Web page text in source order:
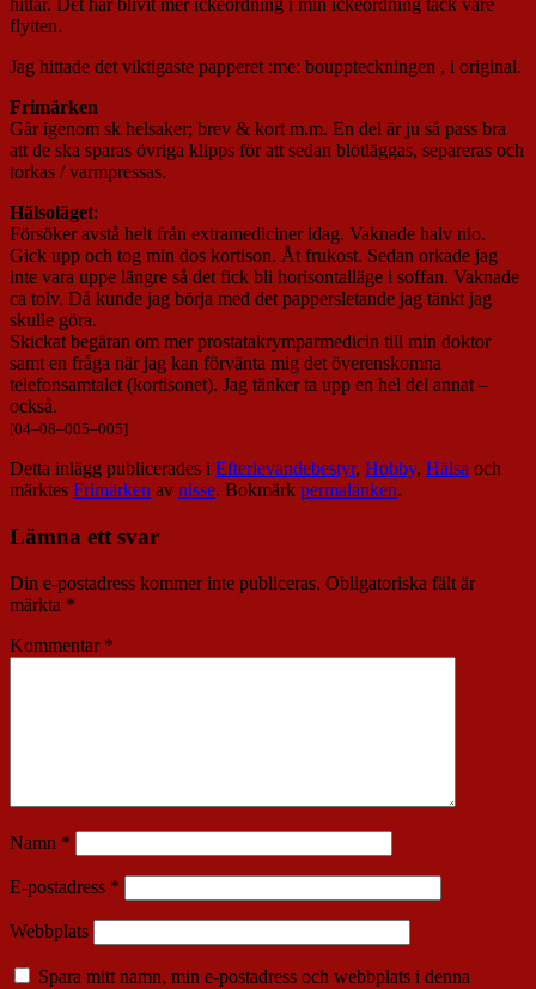
hittar. Det har blivit mer ickeordning i min ickeordning tack vare
flytten.
Jag hittade det viktigaste papperet :me: bouppteckningen , i original.
Frimärken
Går igenom sk helsaker; brev & kort m.m. En del är ju så pass bra
att de ska sparas övriga klipps för att sedan blötläggas, separeras och
torkas / varmpressas.
Hälsoläget:
Försöker avstå helt från extramediciner idag. Vaknade halv nio.
Gick upp och tog min dos kortison. Åt frukost. Sedan orkade jag
inte vara uppe längre så det fick bli horisontalläge i soffan. Vaknade
ca tolv. Då kunde jag börja med det pappersletande jag tänkt jag
skulle göra.
Skickat begäran om mer prostatakrymparmedicin till min doktor
samt en fråga när jag kan förvänta mig det överenskomna
telefonsamtalet (kortisonet). Jag tänker ta upp en hel del annat –
också.
[04–08–005–005]
Detta inlägg publicerades i Efterlevandebestyr, Hobby, Hälsa och
märktes Frimärken av nisse. Bokmärk permalänken.
Lämna ett svar
Din e-postadress kommer inte publiceras. Obligatoriska fält är
märkta *
Kommentar *
Namn *
E-postadress *
Webbplats
Spara mitt namn, min e-postadress och webbplats i denna